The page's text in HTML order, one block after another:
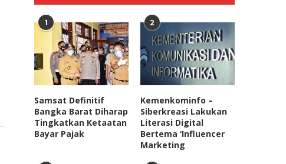
Polemik Kenaikan Iuran BPJS
Kesehatan: DPR Minta
Pemerintah...
December 3, 2019
Legislator Minta Adanya
Tengah Rasional dan
October 14, 2025
1
Samsat Definitif
Bangka Barat Diharap
Tingkatkan Ketaatan
Bayar Pajak
2
Kemenkominfo –
Siberkreasi Lakukan
Literasi Digital
Bertema ‘Influencer
Marketing